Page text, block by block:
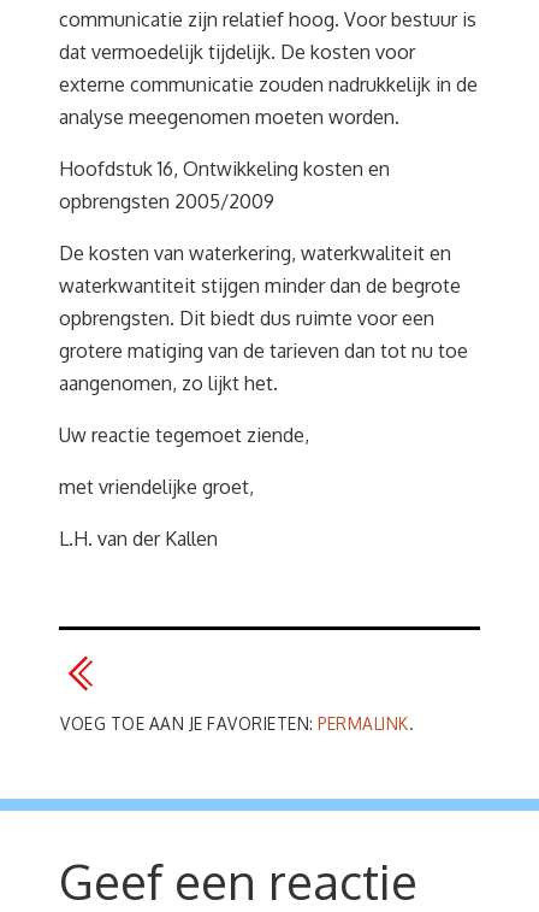
communicatie zijn relatief hoog. Voor bestuur is
dat vermoedelijk tijdelijk. De kosten voor
externe communicatie zouden nadrukkelijk in de
analyse meegenomen moeten worden.
Hoofdstuk 16, Ontwikkeling kosten en
opbrengsten 2005/2009
De kosten van waterkering, waterkwaliteit en
waterkwantiteit stijgen minder dan de begrote
opbrengsten. Dit biedt dus ruimte voor een
grotere matiging van de tarieven dan tot nu toe
aangenomen, zo lijkt het.
Uw reactie tegemoet ziende,
met vriendelijke groet,
L.H. van der Kallen
VOEG TOE AAN JE FAVORIETEN: PERMALINK.
Geef een reactie